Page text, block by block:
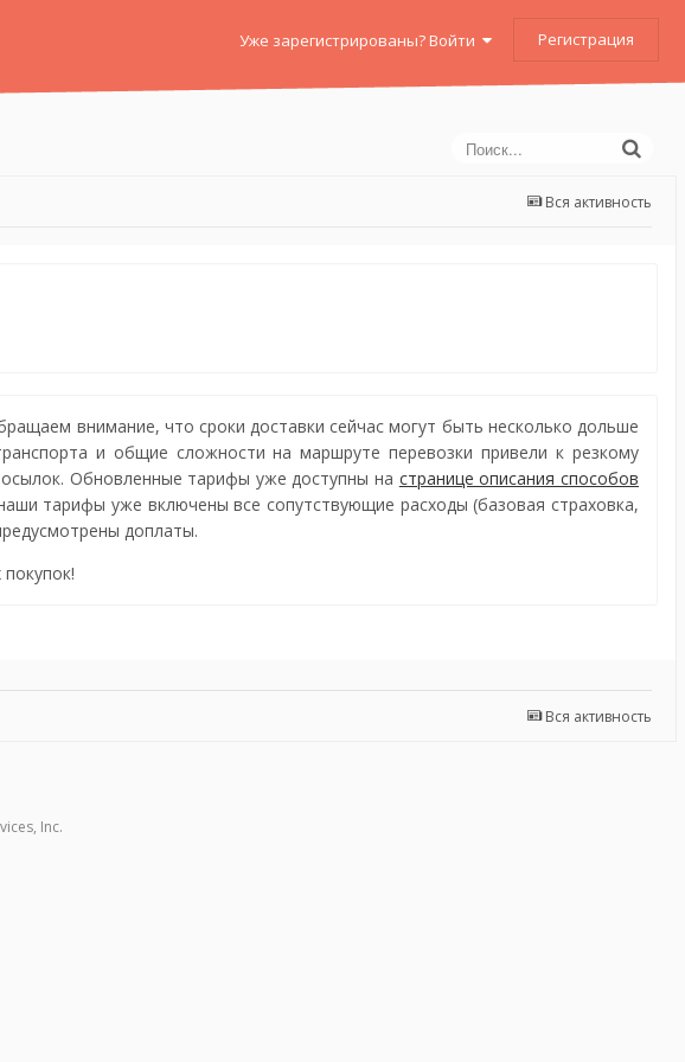
Уже зарегистрированы? Войти Регистрация
Вся активность
внимание, что сроки доставки сейчас могут быть несколько дольше
и общие сложности на маршруте перевозки привели к резкому
Обновленные тарифы уже доступны на странице описания способов
тарифы уже включены все сопутствующие расходы (базовая страховка,
доплаты.
Вся активность
Inc.